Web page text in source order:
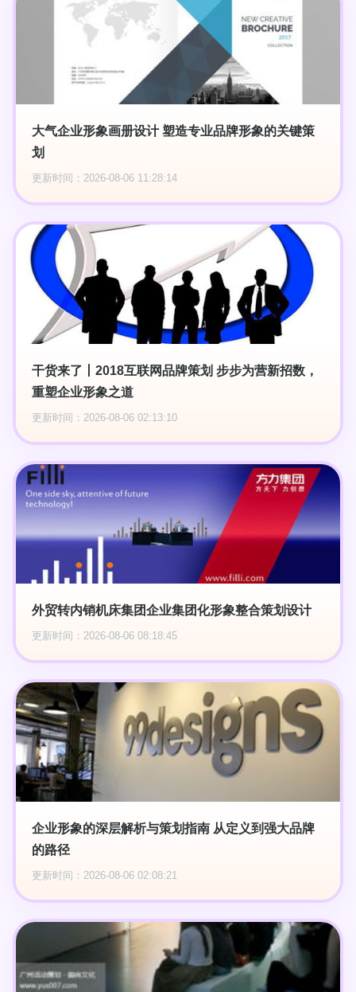
大气企业形象画册设计 塑造专业品牌形象的关键策
划
更新时间：2026-08-06 11:28:14
干货来了丨2018互联网品牌策划 步步为营新招数，
重塑企业形象之道
更新时间：2026-08-06 02:13:10
外贸转内销机床集团企业集团化形象整合策划设计
更新时间：2026-08-06 08:18:45
企业形象的深层解析与策划指南 从定义到强大品牌
的路径
更新时间：2026-08-06 02:08:21